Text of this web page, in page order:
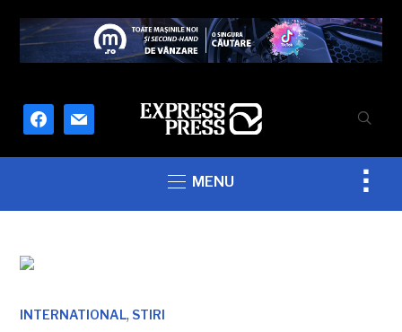
facebook
mail
MENU
INTERNATIONAL, STIRI